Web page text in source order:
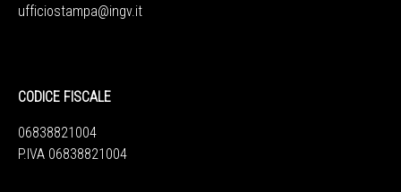
ufficiostampa@ingv.it
CODICE FISCALE
06838821004
P.IVA 06838821004